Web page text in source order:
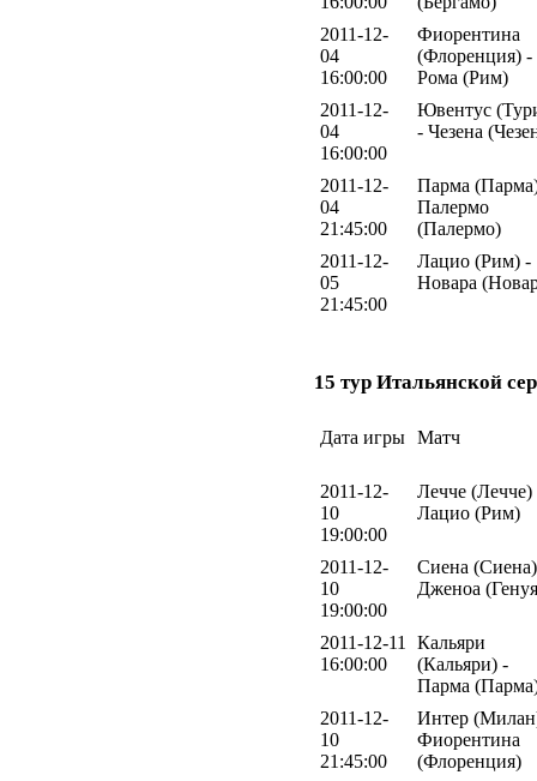
2011-12-
04
16:00:00
Фиорентина
(Флоренция) -
Рома (Рим)
2011-12-
04
16:00:00
Ювентус
- Чезена
2011-12-
04
21:45:00
Парма
Палермо
(Палермо)
2011-12-
05
21:45:00
Лацио (Рим) -
Новара
15 тур Итальянской
Дата игры Матч
2011-12-
10
19:00:00
Лечче (Лечче)
Лацио (Рим)
2011-12-
10
19:00:00
Сиена
Дженоа
2011-12-11
16:00:00
Кальяри
(Кальяри) -
Парма
2011-12-
10
21:45:00
Интер
Фиорентина
(Флоренция)